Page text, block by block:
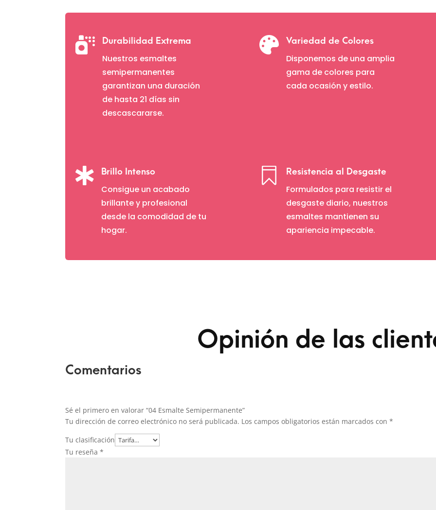
 Durabilidad Extrema
Nuestros esmaltes
semipermanentes
garantizan una duración
de hasta 21 días sin
descascararse.
 Variedad de Colores
Disponemos de una amplia
gama de colores para
cada ocasión y estilo.
 Brillo Intenso
Consigue un acabado
brillante y profesional
desde la comodidad de tu
hogar.
 Resistencia al Desgaste
Formulados para resistir el
desgaste diario, nuestros
esmaltes mantienen su
apariencia impecable.
Opinión de las
Comentarios
Sé el primero en valorar “04 Esmalte Semipermanente”
Tu dirección de correo electrónico no será publicada. Los campos obligatorios están marcados con*
Tu clasificación
Tu reseña*